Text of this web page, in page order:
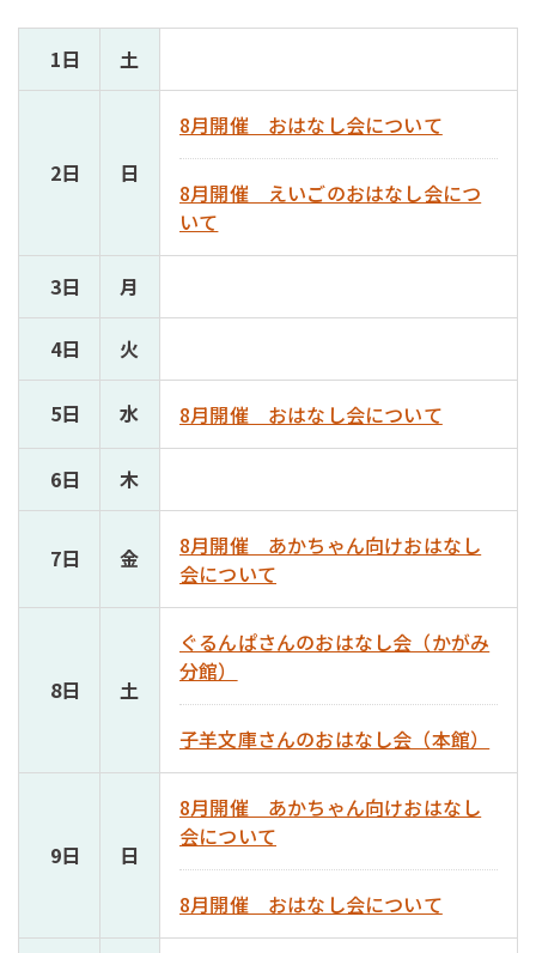
1日 土
2日 日
8月開催 おはなし会について
8月開催 えいごのおはなし会につ
いて
3日 月
4日 火
5日 水 8月開催 おはなし会について
6日 木
7日 金
8月開催 あかちゃん向けおはなし
会について
8日 土
ぐるんぱさんのおはなし会（かがみ
分館）
子羊文庫さんのおはなし会（本館）
9日 日
8月開催 あかちゃん向けおはなし
会について
8月開催 おはなし会について